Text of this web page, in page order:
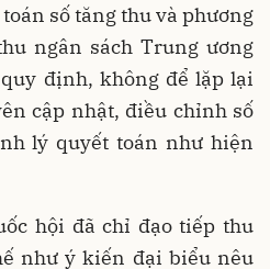
số tăng thu và phương
ngân sách Trung ương
định, không để lặp lại
cập nhật, điều chỉnh số
lý quyết toán như hiện
hội đã chỉ đạo tiếp thu
như ý kiến đại biểu nêu